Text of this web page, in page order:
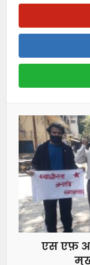
एस एफ़